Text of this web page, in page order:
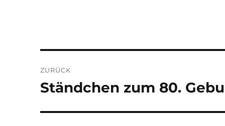
ZURÜCK
Vorheriger
Ständchen zum 80.